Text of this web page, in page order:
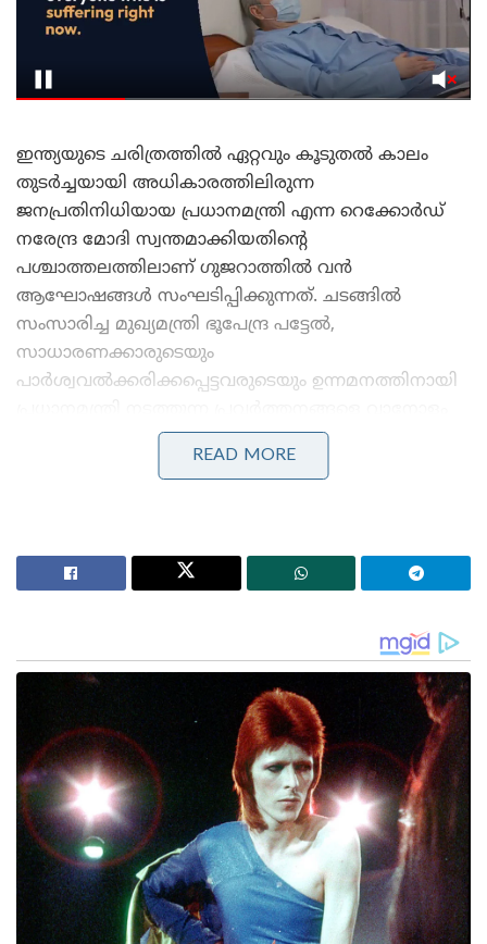
ഇന്ത്യയുടെ ചരിത്രത്തിൽ ഏറ്റവും കൂടുതൽ കാലം
തുടർച്ചയായി അധികാരത്തിലിരുന്ന
ജനപ്രതിനിധിയായ പ്രധാനമന്ത്രി എന്ന റെക്കോർഡ്
നരേന്ദ്ര മോദി സ്വന്തമാക്കിയതിന്റെ
പശ്ചാത്തലത്തിലാണ് ഗുജറാത്തിൽ വൻ
ആഘോഷങ്ങൾ സംഘടിപ്പിക്കുന്നത്. ചടങ്ങിൽ
സംസാരിച്ച മുഖ്യമന്ത്രി ഭൂപേന്ദ്ര പട്ടേൽ,
സാധാരണക്കാരുടെയും
പാർശ്വവൽക്കരിക്കപ്പെട്ടവരുടെയും ഉന്നമനത്തിനായി
കോമൺവെൽത്ത് ഗെയിംസ് പതാക ഏറ്റുവാങ്ങി
ഗുജറാത്ത് മുഖ്യമന്ത്രി; 2030ൽ അഹമ്മദാബാദ്
വേദിയാകും
പ്രിയക്കും സാക്ഷിക്കും അരുന്ധതിക്കും സ്വർണം;
ലവ്‌ലിനയ്ക്ക് വെള്ളി
പാവപ്പെട്ടവരെയും പാർശ്വവൽക്കരിക്കപ്പെട്ടവരെയും
വികസനത്തിന്റെ മുഖ്യധാരയിലേക്ക് കൊണ്ടുവരിക
എന്നതായിരുന്നു മോദി സർക്കാരിന്റെ പ്രധാന
ലക്ഷ്യമെന്ന് മുഖ്യമന്ത്രി പറഞ്ഞു. ആരും
തിരിഞ്ഞുനോക്കാതിരുന്ന ജനവിഭാഗങ്ങളെ മോദി ജി
നെഞ്ചോട് ചേർത്തു. കഴിഞ്ഞ 12 വർഷത്തെ
ജനക്ഷേമ പദ്ധതികളുടെ ഫലപ്രദമായ നടത്തിപ്പ്
കാരണം രാജ്യത്തെ 25 കോടിയോളം ജനങ്ങളെ
READ MORE